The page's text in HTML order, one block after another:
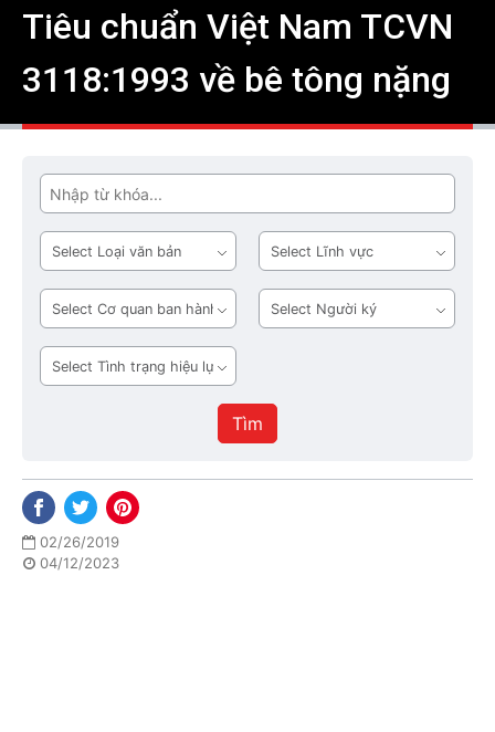
Tiêu chuẩn Việt Nam TCVN
3118:1993 về bê tông nặng
Tìm
Loại
văn
bản
Lĩnh
vực
Cơ
quan
ban
hành
Người
ký
Tình
trạng
Tìm
02/26/2019
04/12/2023